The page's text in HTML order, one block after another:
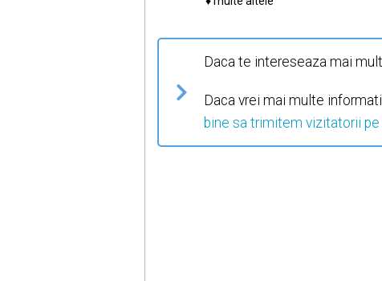
Daca te intereseaza mai
Daca vrei mai multe
bine sa trimitem vizitatorii